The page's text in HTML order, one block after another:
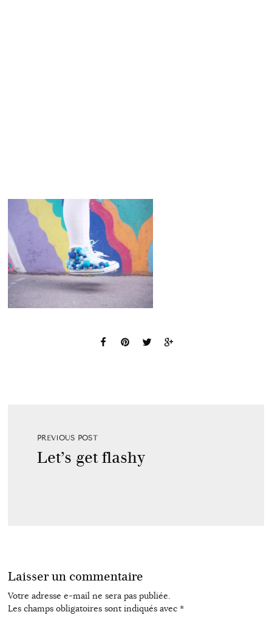
PREVIOUS POST
Let’s get flashy
Laisser un commentaire
Votre adresse e-mail ne sera pas publiée.
Les champs obligatoires sont indiqués avec *